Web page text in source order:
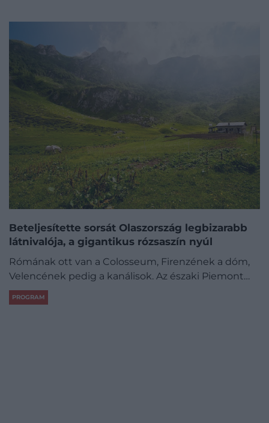
Beteljesítette sorsát Olaszország legbizarabb
látnivalója, a gigantikus rózsaszín nyúl
Rómának ott van a Colosseum, Firenzének a dóm,
Velencének pedig a kanálisok. Az északi Piemont…
PROGRAM